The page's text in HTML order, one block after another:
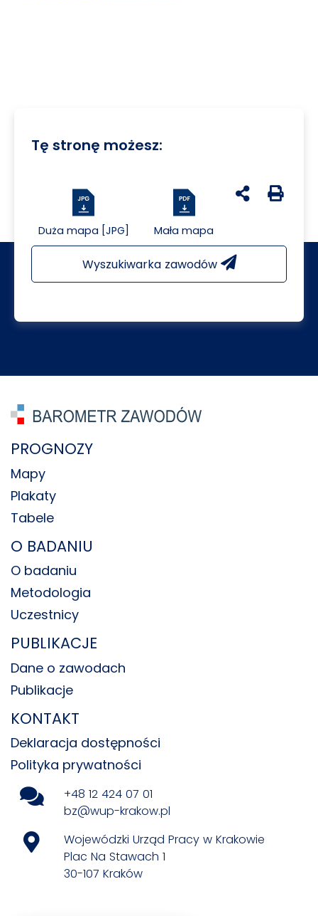
Tę stronę możesz:
Duża mapa [JPG] Mała mapa
udostępnij na
Generuj
Wyszukiwarka zawodów
PROGNOZY
Mapy
Plakaty
Tabele
O BADANIU
O badaniu
Metodologia
Uczestnicy
PUBLIKACJE
Dane o zawodach
Publikacje
KONTAKT
Deklaracja dostępności
Polityka prywatności
+48 12 424 07 01
bz@wup-krakow.pl
Wojewódzki Urząd Pracy w Krakowie
Plac Na Stawach 1
30-107 Kraków